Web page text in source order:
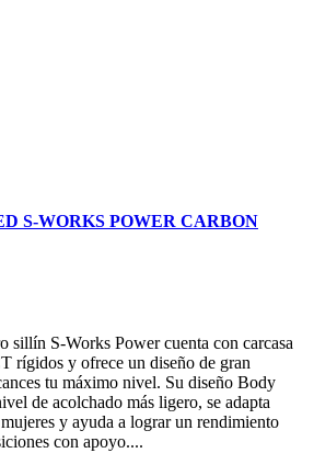
S-WORKS POWER CARBON
sillín S-Works Power cuenta con carcasa
rígidos y ofrece un diseño de gran
tu máximo nivel. Su diseño Body
de acolchado más ligero, se adapta
y ayuda a lograr un rendimiento
con apoyo....